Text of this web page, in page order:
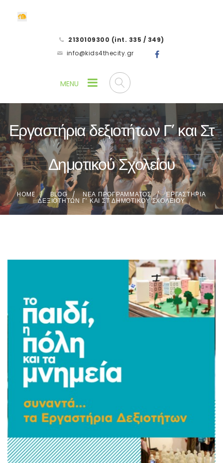
2130109300 (int. 335 / 349)
info@kids4thecity.gr
Εργαστήρια δεξιοτήτων Γ’ και Στ
Δημοτικού Σχολείου
HOME BLOG ΝΕΑ ΠΡΟΓΡΑΜΜΑΤΟΣ ΕΡΓΑΣΤΗΡΙΑ
ΔΕΞΙΟΤΗΤΩΝ Γ’ ΚΑΙ ΣΤ ΔΗΜΟΤΙΚΟΥ ΣΧΟΛΕΙΟΥ